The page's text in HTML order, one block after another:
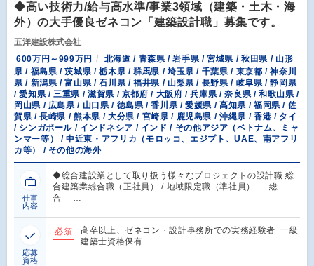
◆高い技術力/給与高水準/事業3領域（建築・土木・海
外）の大手優良ゼネコン「建築設計職」募集です。
五洋建設株式会社
600万円～999万円
北海道 / 青森県 / 岩手県 / 宮城県 / 秋田県 / 山形
県 / 福島県 / 茨城県 / 栃木県 / 群馬県 / 埼玉県 / 千葉県 / 東京都 / 神奈川
県 / 新潟県 / 富山県 / 石川県 / 福井県 / 山梨県 / 長野県 / 岐阜県 / 静岡県
/ 愛知県 / 三重県 / 滋賀県 / 京都府 / 大阪府 / 兵庫県 / 奈良県 / 和歌山県 /
岡山県 / 広島県 / 山口県 / 徳島県 / 香川県 / 愛媛県 / 高知県 / 福岡県 / 佐
賀県 / 長崎県 / 熊本県 / 大分県 / 宮崎県 / 鹿児島県 / 沖縄県 / 香港 / タイ
/ シンガポール / インドネシア / インド / その他アジア（ベトナム、ミャ
ンマー等） / 中近東・アフリカ（モロッコ、エジプト、UAE、南アフリ
カ等） / その他の海外
仕事
内容
◆総合建設業として取り扱う様々なプロジェクトの設計職 総
合建築業総合職（正社員） / 地域限定職（準社員） 総
合 …
応募
資格
必須
高卒以上、ゼネコン・設計事務所での実務経験者 一級
建築士資格保有